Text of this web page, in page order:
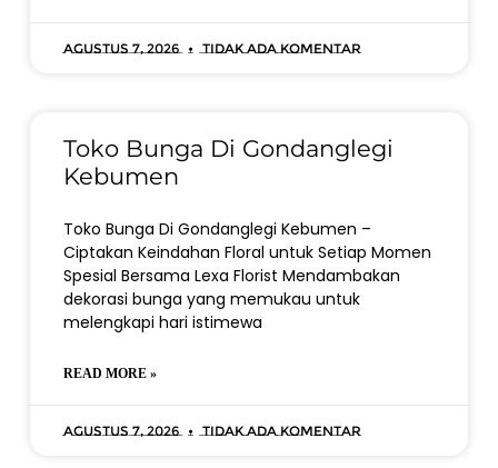
Agustus 7, 2026 Tidak ada komentar
Toko Bunga Di Gondanglegi
Kebumen
Toko Bunga Di Gondanglegi Kebumen –
Ciptakan Keindahan Floral untuk Setiap Momen
Spesial Bersama Lexa Florist Mendambakan
dekorasi bunga yang memukau untuk
melengkapi hari istimewa
READ MORE »
Agustus 7, 2026 Tidak ada komentar